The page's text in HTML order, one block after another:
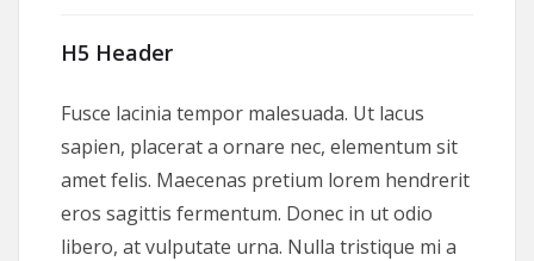
H5 Header
Fusce lacinia tempor malesuada. Ut lacus
sapien, placerat a ornare nec, elementum sit
amet felis. Maecenas pretium lorem hendrerit
eros sagittis fermentum. Donec in ut odio
libero, at vulputate urna. Nulla tristique mi a